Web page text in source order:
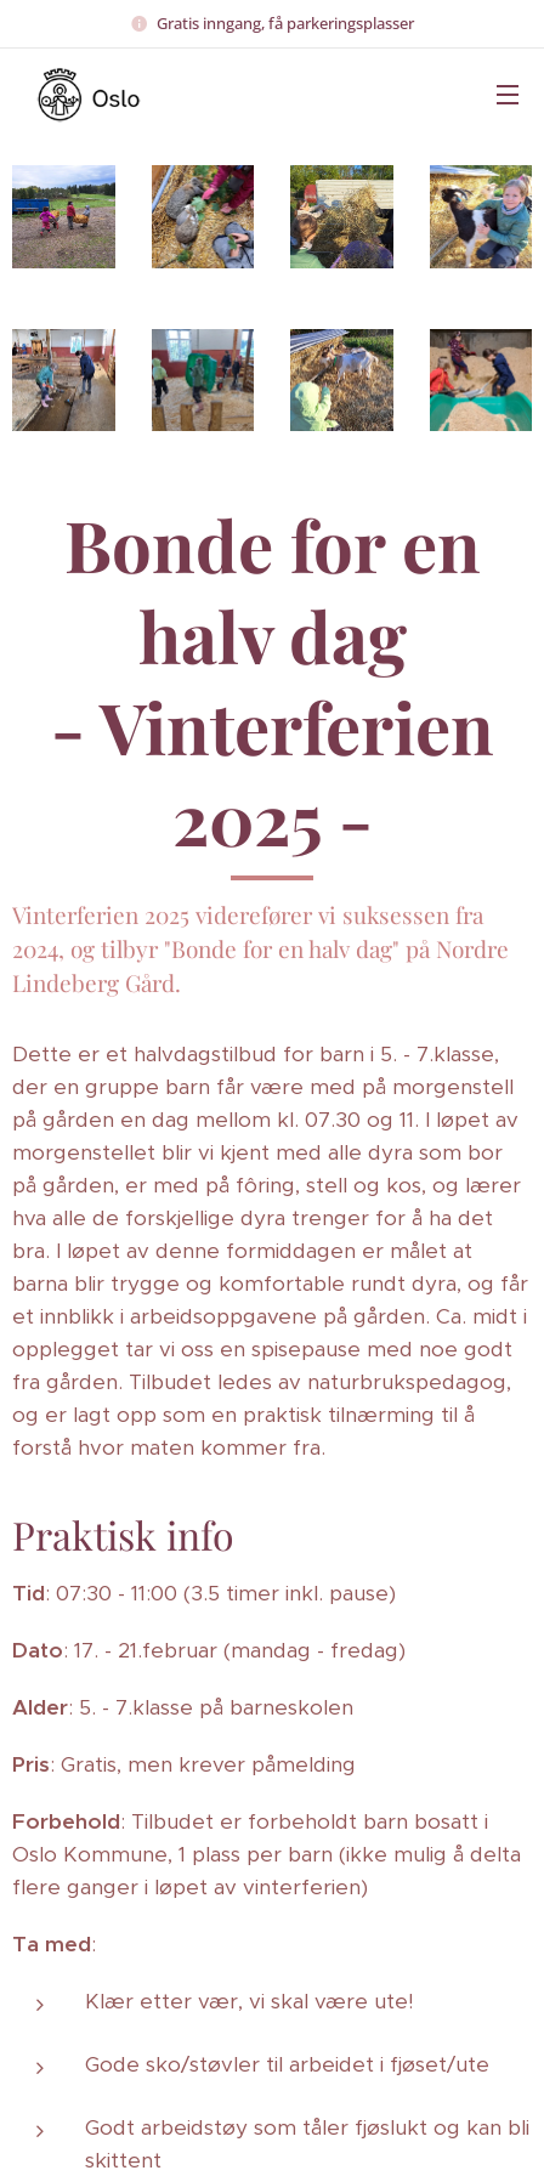
Gratis inngang, få parkeringsplasser
Bonde for en
halv dag
- Vinterferien
2025 -
Vinterferien 2025 viderefører vi suksessen fra
2024, og tilbyr "Bonde for en halv dag" på Nordre
Lindeberg Gård.
Dette er et halvdagstilbud for barn i 5. - 7.klasse,
der en gruppe barn får være med på morgenstell
på gården en dag mellom kl. 07.30 og 11. I løpet av
morgenstellet blir vi kjent med alle dyra som bor
på gården, er med på fôring, stell og kos, og lærer
hva alle de forskjellige dyra trenger for å ha det
bra. I løpet av denne formiddagen er målet at
barna blir trygge og komfortable rundt dyra, og får
et innblikk i arbeidsoppgavene på gården. Ca. midt i
opplegget tar vi oss en spisepause med noe godt
fra gården. Tilbudet ledes av naturbrukspedagog,
og er lagt opp som en praktisk tilnærming til å
forstå hvor maten kommer fra.
Praktisk info
Tid: 07:30 - 11:00 (3.5 timer inkl. pause)
Dato: 17. - 21.februar (mandag - fredag)
Alder: 5. - 7.klasse på barneskolen
Pris: Gratis, men krever påmelding
Forbehold: Tilbudet er forbeholdt barn bosatt i
Oslo Kommune, 1 plass per barn (ikke mulig å delta
flere ganger i løpet av vinterferien)
Ta med:
Klær etter vær, vi skal være ute!
Gode sko/støvler til arbeidet i fjøset/ute
Godt arbeidstøy som tåler fjøslukt og kan bli
skittent